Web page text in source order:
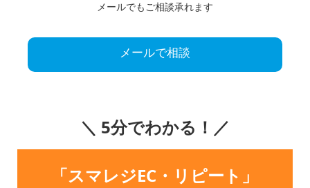
メールでもご相談承れます
メールで相談
＼ 5分でわかる！／
「スマレジEC・リピート」